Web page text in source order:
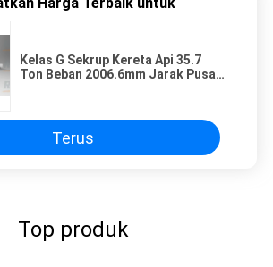
Kelas G Sekrup Kereta Api 35.7
Ton Beban 2006.6mm Jarak Pusat
Terus
Top produk